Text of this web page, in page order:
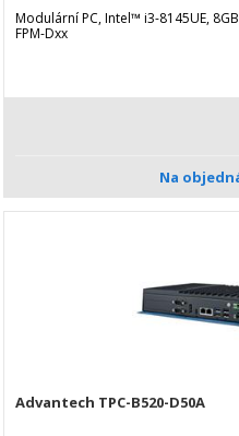
Modulární PC, Intel™ i3-8145UE,
FPM-Dxx
Na
Advantech TPC-B520-D50A